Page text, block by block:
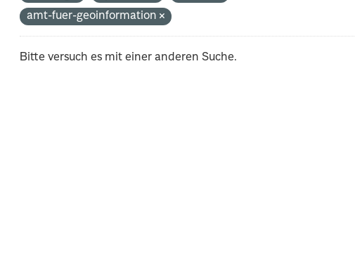
amt-fuer-geoinformation
Bitte versuch es mit einer anderen Suche.